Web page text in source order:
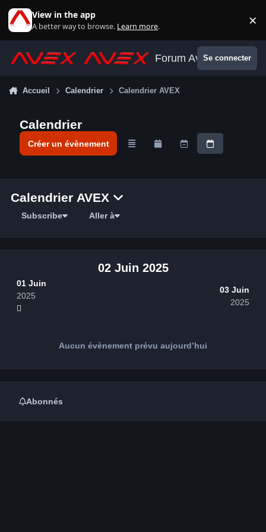
View in the app
A better way to browse. Learn more. ×
Forum AvexSe connecter
Accueil Calendrier Calendrier AVEX
Calendrier
Créer un évènement OverviewMonthlyWeeklyDaily
Calendrier AVEX
Subscribe Aller à
01 Juin
2025
02 Juin 2025
03 Juin
2025
Aucun évènement prévu aujourd’hui
Abonnés